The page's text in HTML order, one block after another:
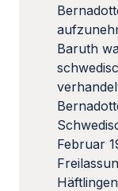
Baruth
Februar